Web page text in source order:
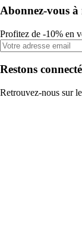
Abonnez-vous
Profitez de -10% en
Restons
Retrouvez-nous sur